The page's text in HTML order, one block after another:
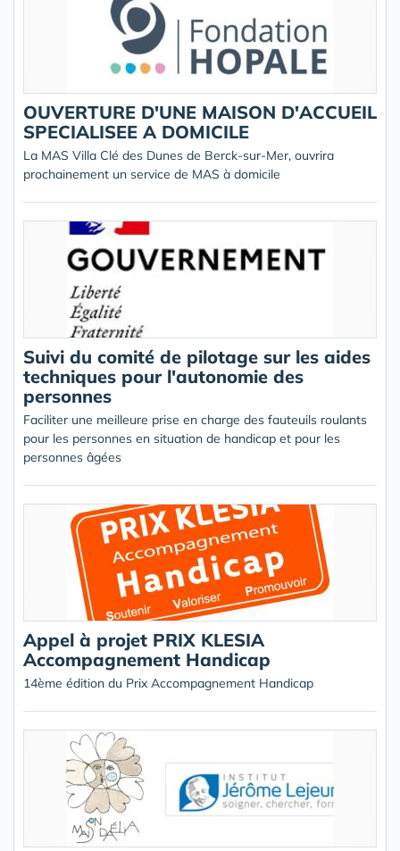
OUVERTURE D'UNE MAISON D'ACCUEIL
SPECIALISEE A DOMICILE
La MAS Villa Clé des Dunes de Berck-sur-Mer, ouvrira
prochainement un service de MAS à domicile
Suivi du comité de pilotage sur les aides
techniques pour l'autonomie des
personnes
Faciliter une meilleure prise en charge des fauteuils roulants
pour les personnes en situation de handicap et pour les
personnes âgées
Appel à projet PRIX KLESIA
Accompagnement Handicap
14ème édition du Prix Accompagnement Handicap